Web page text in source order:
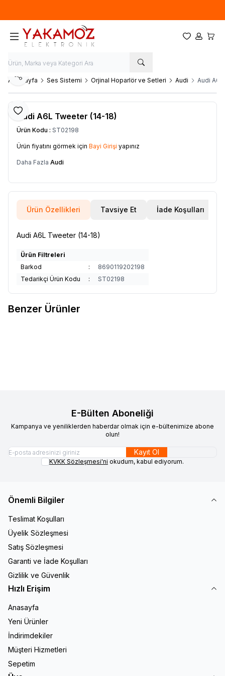
Favorilerim
Hesabım
Ana Sayfa Ses Sistemi Orjinal Hoparlör ve Setleri Audi Audi
Favoriye Ekle
Paylaş
Audi A6L Tweeter (14-18)
Ürün Kodu : ST02198
Ürün fiyatını görmek için Bayi Girişi yapınız
Daha Fazla Audi
Ürün Özellikleri Tavsiye Et İade Koşulları
Audi A6L Tweeter (14-18)
Ürün Filtreleri
Barkod
:
8690119202198
Tedarikçi Ürün Kodu
: ST02198
Benzer Ürünler
E-Bülten Aboneliği
Kampanya ve yeniliklerden haberdar olmak için e-bültenimize abone
olun!
Kayıt Ol
KVKK Sözleşmesi'ni okudum, kabul ediyorum.
Önemli Bilgiler
Teslimat Koşulları
Üyelik Sözleşmesi
Satış Sözleşmesi
Garanti ve İade Koşulları
Gizlilik ve Güvenlik
Hızlı Erişim
Anasayfa
Yeni Ürünler
İndirimdekiler
Müşteri Hizmetleri
Sepetim